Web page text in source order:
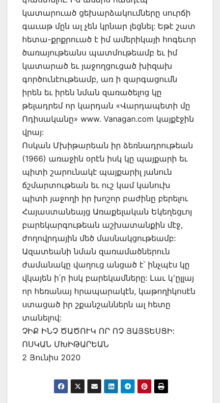
կատարուած ցեխարձակումները սուրճի
գաւաթ մըն ալ չեն կրնար լեցնել: Եթէ շատ
հետա-քրքրուած է իմ ամերիկայի հոգեւոր
ծառայութեանս պատմութեամբ եւ իմ
կատարած եւ յաջողցուցած խիզախ
գործունէութեամբ, առ ի զարգացումն
իրեն եւ իրեն նման զառածելոց կը
թելադրեմ որ կարդան «Վարդապետի մը
Ոդիսականը» www. Vanagan.com կայքէջին
վրայ:
Ոսկան Մխիթարեան իր ձեռնադրութեան
(1966) առաջին օրէն իսկ կը պայքարի եւ
պիտի շարունակէ պայքարիլ յանուն
ճշմարտութեան եւ ուշ կամ կանուխ
պիտի յաջողի իր խոշոր բաժինը բերելու
Հայաստանեայց Առաքելական Եկեղեցւոյ
բարեկարգութեան աշխատանքին մէջ,
ժողովրդային մեծ մասնակցութեամբ:
Ազատեանի նման զառամածներուն
ժամանակը վաղուց անցած է՝ ինչպէս կը
վկայեն ի՛ր իսկ բարեկամները: Լաւ կ՚ըլլայ
որ հեռանայ հրապարակէն, կաթողիկոսէն
ստացած իր շքանշաններն ալ հետը
տանելով:
ՉԻՔ ԻՆՉ ԾԱԾՈՒԿ ՈՐ ՈՉ ՅԱՅՏԵՍՑԻ:
ՈՍԿԱՆ ՄԽԻԹԱՐԵԱՆ
2 Յունիս 2020